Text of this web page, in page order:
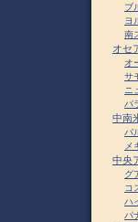
ブ
ヨ
南
オセ
オ
サ
ニ
パ
中南
バ
メ
中央
グ
コ
ハ
パ